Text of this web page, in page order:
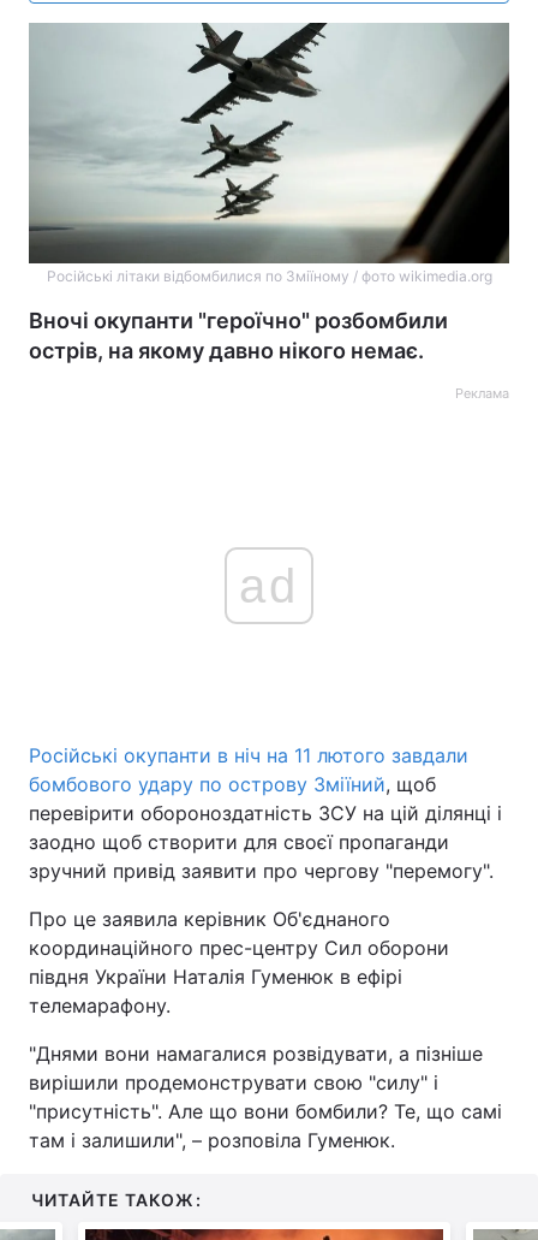
Російські літаки відбомбилися по Зміїному / фото wikimedia.org
Вночі окупанти "героїчно" розбомбили
острів, на якому давно нікого немає.
Реклама
ad
Російські окупанти в ніч на 11 лютого завдали
бомбового удару по острову Зміїний, щоб
перевірити обороноздатність ЗСУ на цій ділянці і
заодно щоб створити для своєї пропаганди
зручний привід заявити про чергову "перемогу".
Про це заявила керівник Об'єднаного
координаційного прес-центру Сил оборони
півдня України Наталія Гуменюк в ефірі
телемарафону.
"Днями вони намагалися розвідувати, а пізніше
вирішили продемонструвати свою "силу" і
"присутність". Але що вони бомбили? Те, що самі
там і залишили", – розповіла Гуменюк.
ЧИТАЙТЕ ТАКОЖ: